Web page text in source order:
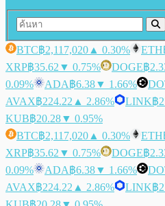
BTC฿2,117,020 ▲ 0.30% ETH
XRP฿35.62 ▼ 0.75% DOGE฿
0.09%
ADA฿6.38▼ 1.66%
AVAX฿224.22 ▲ 2.86% LINK฿
KUB฿20.28▼ 0.95%
BTC฿2,117,020 ▲ 0.30% ETH
XRP฿35.62 ▼ 0.75% DOGE฿
0.09%
ADA฿6.38▼ 1.66%
AVAX฿224.22 ▲ 2.86% LINK฿